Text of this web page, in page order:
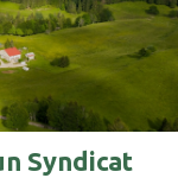
Syndicat